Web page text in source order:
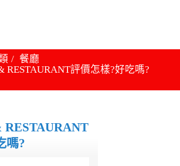
餐廳
RESTAURANT評價怎樣?好吃嗎?
嗎?